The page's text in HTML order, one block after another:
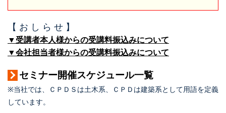
【 お し ら せ 】
▼受講者本人様からの受講料振込みについて
▼会社担当者様からの受講料振込みについて
セミナー開催スケジュール一覧
※当社では、ＣＰＤＳは土木系、ＣＰＤは建築系として用語を定義
しています。